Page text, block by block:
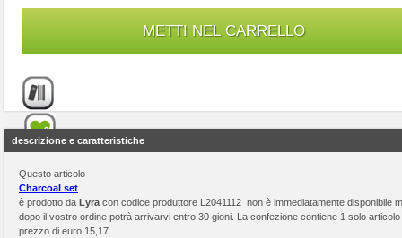
descrizione e caratteristiche
Questo articolo
Charcoal set
è prodotto da Lyracon codice produttore L2041112 non è immediatamente disponibile
dopo il vostro ordine potrà arrivarvi entro 30 gioni. La confezione contiene 1 solo articolo
prezzo di euro 15,17.